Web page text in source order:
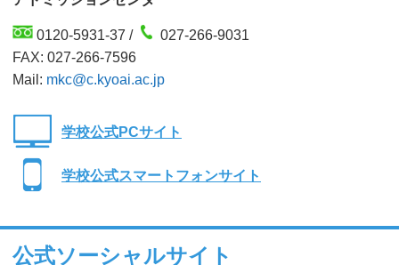
0120-5931-37 /
027-266-9031
FAX: 027-266-7596
Mail: mkc@c.kyoai.ac.jp
学校公式PCサイト
学校公式スマートフォンサイト
公式ソーシャルサイト